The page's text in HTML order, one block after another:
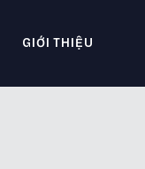
GIỚI THIỆU